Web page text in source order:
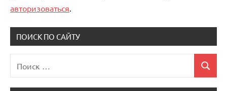
авторизоваться.
ПОИСК ПО САЙТУ
для:
Поиск